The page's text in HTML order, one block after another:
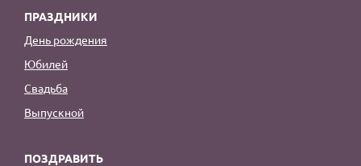
ПРАЗДНИКИ
День рождения
Юбилей
Свадьба
Выпускной
ПОЗДРАВИТЬ